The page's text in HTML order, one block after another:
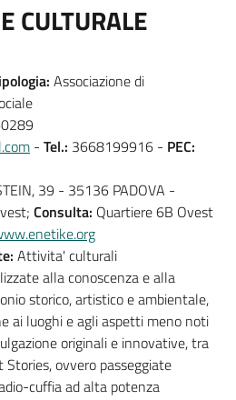
CULTURALE
Associazione di
- Tel.: 3668199916 - PEC:
39 - 35136 PADOVA -
Consulta: Quartiere 6B Ovest
Attivita' culturali
alla conoscenza e alla
storico, artistico e ambientale,
ai luoghi e agli aspetti meno noti
originali e innovative, tra
ovvero passeggiate
cuffia ad alta potenza